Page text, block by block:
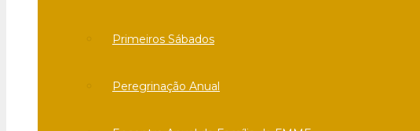
Primeiros Sábados
Peregrinação Anual